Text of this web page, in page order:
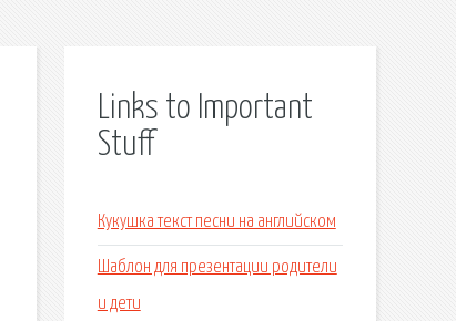
Links to Important
Stuff
Кукушка текст песни на английском
Шаблон для презентации родители
и дети